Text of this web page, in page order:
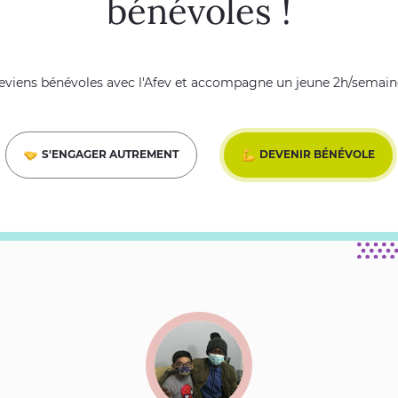
bénévoles !
bénévoles avec l'Afev et accompagne un jeune 2h/
S'ENGAGER AUTREMENT DEVENIR BÉNÉVOLE